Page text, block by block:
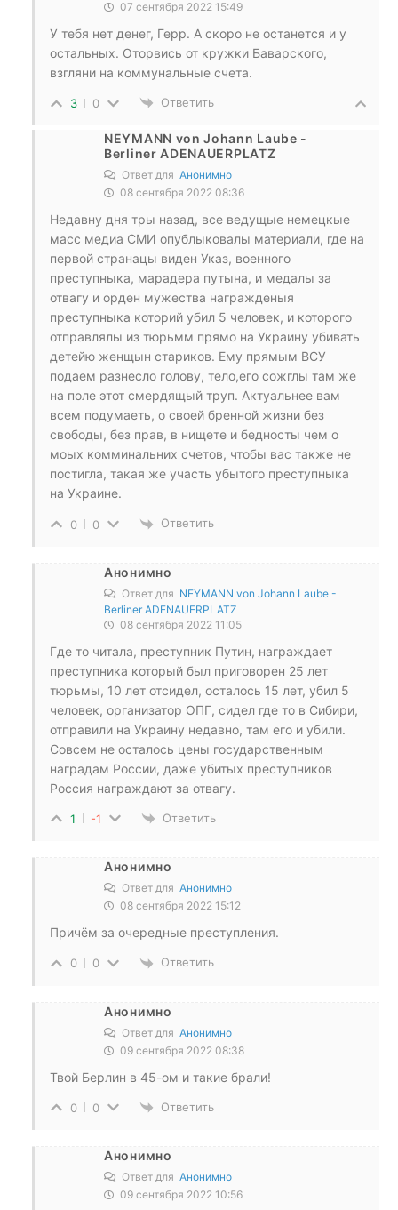
07 сентября 2022 15:49
У тебя нет денег, Герр. А скоро не останется и у
остальных. Оторвись от кружки Баварского,
взгляни на коммунальные счета.
3 0 Ответить
NEYMANN von Johann Laube -
Berliner ADENAUERPLATZ
Ответ для Анонимно
08 сентября 2022 08:36
Недавну дня тры назад, все ведущые немецкые
масс медиа СМИ опублыковалы материали, где на
первой странацы виден Указ, военного
преступныка, марадера путына, и медалы за
отвагу и орден мужества награжденыя
преступныка которий убил 5 человек, и которого
отправлялы из тюрьмм прямо на Украину убивать
детейю женщын стариков. Ему прямым ВСУ
подаем разнесло голову, тело,его сожглы там же
на поле этот смердящый труп. Актуальнее вам
всем подумаеть, о своей бренной жизни без
свободы, без прав, в нищете и бедносты чем о
моых комминальних счетов, чтобы вас также не
постигла, такая же участь убытого преступныка
на Украине.
0 0 Ответить
Анонимно
Ответ для NEYMANN von Johann Laube -
Berliner ADENAUERPLATZ
08 сентября 2022 11:05
Где то читала, преступник Путин, награждает
преступника который был приговорен 25 лет
тюрьмы, 10 лет отсидел, осталось 15 лет, убил 5
человек, организатор ОПГ, сидел где то в Сибири,
отправили на Украину недавно, там его и убили.
Совсем не осталось цены государственным
наградам России, даже убитых преступников
Россия награждают за отвагу.
1 -1 Ответить
Анонимно
Ответ для Анонимно
08 сентября 2022 15:12
Причём за очередные преступления.
0 0 Ответить
Анонимно
Ответ для Анонимно
09 сентября 2022 08:38
Твой Берлин в 45-ом и такие брали!
0 0 Ответить
Анонимно
Ответ для Анонимно
09 сентября 2022 10:56